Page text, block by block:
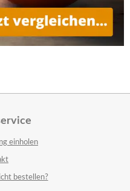
einholen
bestellen?